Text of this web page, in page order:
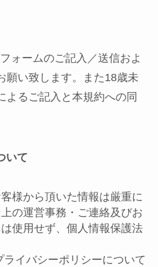
ォームのご記入／送信およ
願い致します。また18歳未
よるご記入と本規約への同
いて
様から頂いた情報は厳重に
の運営事務・ご連絡及びお
使用せず、個人情報保護法
イバシーポリシーについて